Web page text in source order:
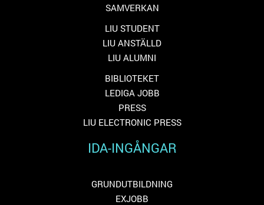
SAMVERKAN
LIU STUDENT
LIU ANSTÄLLD
LIU ALUMNI
BIBLIOTEKET
LEDIGA JOBB
PRESS
LIU ELECTRONIC PRESS
IDA-INGÅNGAR
GRUNDUTBILDNING
EXJOBB